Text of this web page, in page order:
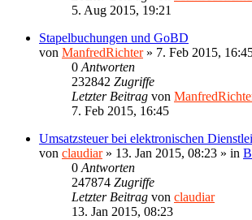
5. Aug 2015, 19:21
Stapelbuchungen und GoBD
von ManfredRichter» 7. Feb 2015,
0 Antworten
232842 Zugriffe
Letzter Beitrag von
7. Feb 2015, 16:45
Umsatzsteuer bei elektronischen
von claudiar» 13. Jan 2015, 08:23 » in
0 Antworten
247874 Zugriffe
Letzter Beitrag von claudiar
13. Jan 2015, 08:23